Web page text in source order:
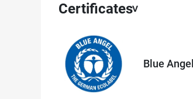
Certificates
Blue Angel